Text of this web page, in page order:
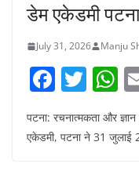
डेम एकेडमी
July 31, 2026 Manju
F
c
T
itt
पटना: रचनात्मकता और
एकेडमी, पटना ने 31 जुलाई